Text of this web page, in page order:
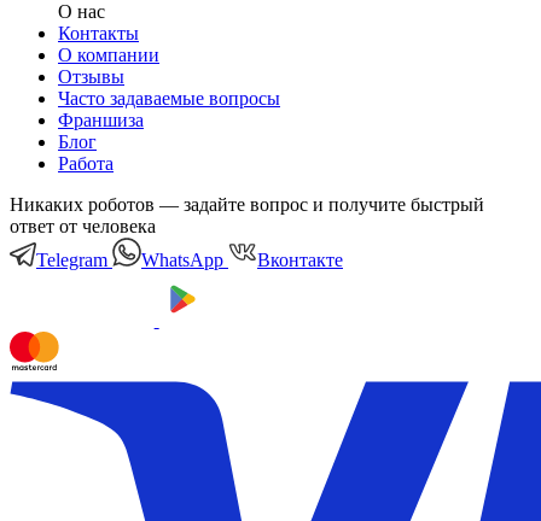
О нас
Контакты
О компании
Отзывы
Часто задаваемые вопросы
Франшиза
Блог
Работа
Никаких роботов — задайте вопрос и получите быстрый
ответ от человека
Telegram
WhatsApp Вконтакте